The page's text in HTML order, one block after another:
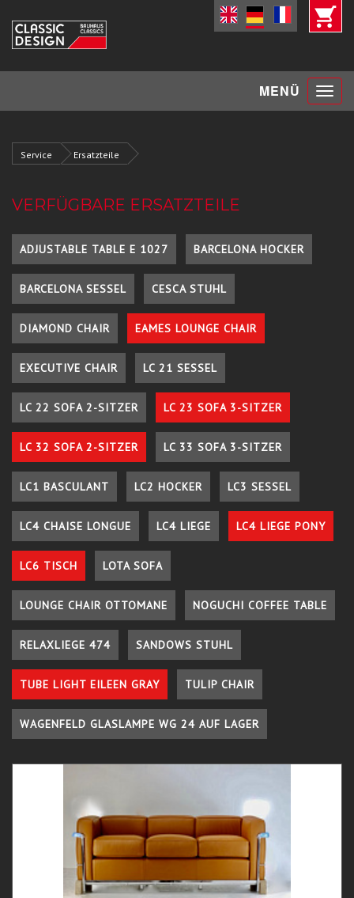
MENÜ Toggle
Service Ersatzteile
VERFÜGBARE ERSATZTEILE
ADJUSTABLE TABLE E 1027 BARCELONA HOCKER
BARCELONA SESSEL CESCA STUHL
DIAMOND CHAIR EAMES LOUNGE CHAIR
EXECUTIVE CHAIR LC 21 SESSEL
LC 22 SOFA 2-SITZER LC 23 SOFA 3-SITZER
LC 32 SOFA 2-SITZER LC 33 SOFA 3-SITZER
LC1 BASCULANT LC2 HOCKER LC3 SESSEL
LC4 CHAISE LONGUE LC4 LIEGE LC4 LIEGE PONY
LC6 TISCH LOTA SOFA
LOUNGE CHAIR OTTOMANE NOGUCHI COFFEE TABLE
RELAXLIEGE 474 SANDOWS STUHL
TUBE LIGHT EILEEN GRAY TULIP CHAIR
WAGENFELD GLASLAMPE WG 24 AUF LAGER